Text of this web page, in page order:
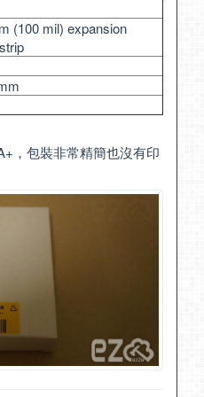
(100 mil) expansion
，包裝非常精簡也沒有印